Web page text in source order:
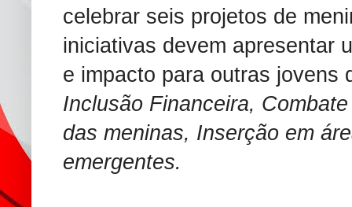
celebrar seis projetos de
iniciativas devem apresentar
e impacto para outras jovens
Inclusão Financeira,
das meninas, Inserção em
emergentes.